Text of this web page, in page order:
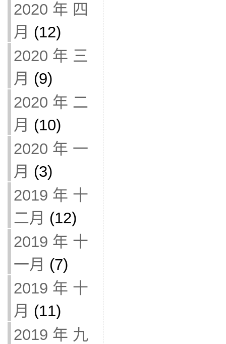
2020 年 四
月 (12)
2020 年 三
月 (9)
2020 年 二
月 (10)
2020 年 一
月 (3)
2019 年 十
二月 (12)
2019 年 十
一月 (7)
2019 年 十
月 (11)
2019 年 九